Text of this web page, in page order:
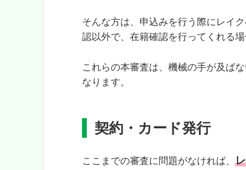
そんな方は、申込みを行う際にレイ
認以外で、在籍確認を行ってくれる場
これらの本審査は、機械の手が及ば
なります。
契約・カード発行
ここまでの審査に問題がなければ、